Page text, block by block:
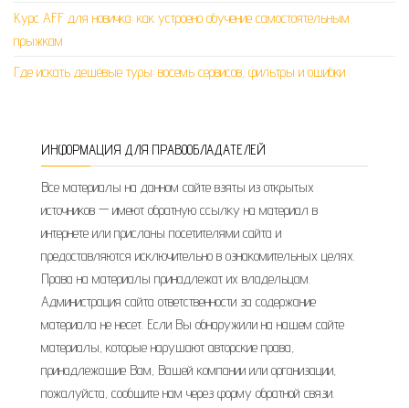
Курс AFF для новичка: как устроено обучение самостоятельным
прыжкам
Где искать дешёвые туры: восемь сервисов, фильтры и ошибки
ИНФОРМАЦИЯ ДЛЯ ПРАВООБЛАДАТЕЛЕЙ
Все материалы на данном сайте взяты из открытых
источников — имеют обратную ссылку на материал в
интернете или присланы посетителями сайта и
предоставляются исключительно в ознакомительных целях.
Права на материалы принадлежат их владельцам.
Администрация сайта ответственности за содержание
материала не несет. Если Вы обнаружили на нашем сайте
материалы, которые нарушают авторские права,
принадлежащие Вам, Вашей компании или организации,
пожалуйста, сообщите нам через форму обратной связи.